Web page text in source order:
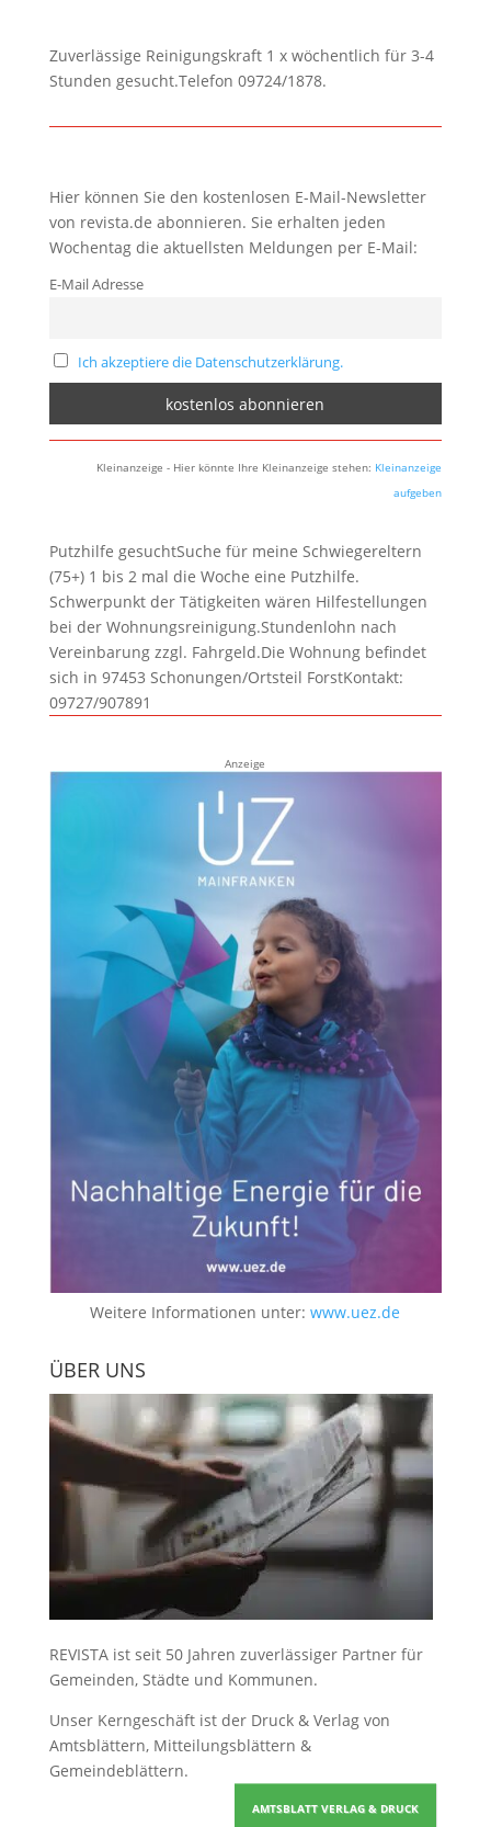
Zuverlässige Reinigungskraft 1 x wöchentlich für 3-4
Stunden gesucht.Telefon 09724/1878.
Hier können Sie den kostenlosen E-Mail-Newsletter
von revista.de abonnieren. Sie erhalten jeden
Wochentag die aktuellsten Meldungen per E-Mail:
E-Mail Adresse
Ich akzeptiere die Datenschutzerklärung.
Kleinanzeige - Hier könnte Ihre Kleinanzeige stehen: Kleinanzeige
aufgeben
Putzhilfe gesuchtSuche für meine Schwiegereltern
(75+) 1 bis 2 mal die Woche eine Putzhilfe.
Schwerpunkt der Tätigkeiten wären Hilfestellungen
bei der Wohnungsreinigung.Stundenlohn nach
Vereinbarung zzgl. Fahrgeld.Die Wohnung befindet
sich in 97453 Schonungen/Ortsteil ForstKontakt:
09727/907891
Anzeige
Weitere Informationen unter:www.uez.de
ÜBER UNS
REVISTA ist seit 50 Jahren zuverlässiger Partner für
Gemeinden, Städte und Kommunen.
Unser Kerngeschäft ist der Druck & Verlag von
Amtsblättern, Mitteilungsblättern &
Gemeindeblättern.
AMTSBLATT VERLAG & DRUCK